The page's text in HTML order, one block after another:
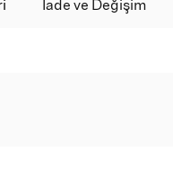
İade ve Değişim